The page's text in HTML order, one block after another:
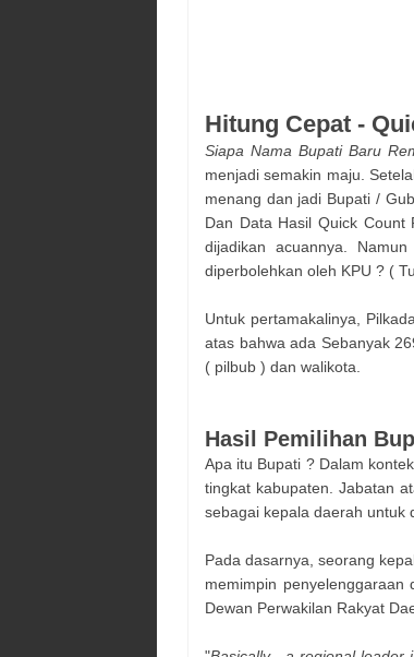
Hitung Cepat -
Siapa Nama BupatiBaru
menjadi semakin maju.
menang dan jadi Bupati /
Dan Data Hasil Quick Count
dijadikan acuannya.
diperbolehkan oleh KPU ? (
Untuk pertamakalinya,
atas bahwa ada Sebanyak
( pilbub ) dan walikota.
Hasil Pemilihan
Apa itu Bupati ? Dalam
tingkat kabupaten. Jabatan
sebagai kepala daerah untuk
Pada dasarnya, seorang
memimpin
Dewan Perwakilan Rakyat